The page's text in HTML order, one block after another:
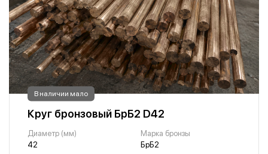
В наличии мало
Круг бронзовый БрБ2 D42
Диаметр (мм)
42
Марка бронзы
БрБ2